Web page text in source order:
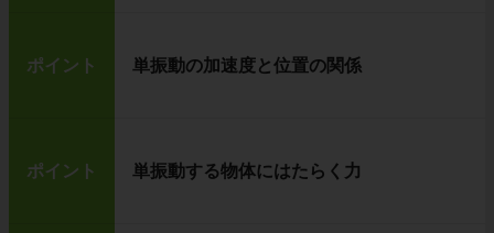
ポイント 単振動の加速度と位置の関係
ポイント 単振動する物体にはたらく力